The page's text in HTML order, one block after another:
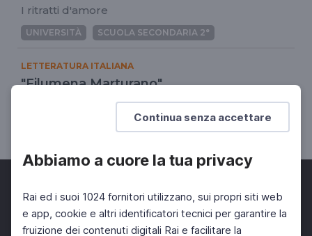
Continua senza accettare
Abbiamo a cuore la tua privacy
Rai ed i suoi 1024 fornitori utilizzano, sui propri siti web
e app, cookie e altri identificatori tecnici per garantire la
fruizione dei contenuti digitali Rai e facilitare la
I ritratti d'amore
UNIVERSITÀ SCUOLA SECONDARIA 2°
LETTERATURA ITALIANA
"Filumena Marturano"
La grande lezione di Eduardo
SCUOLA SECONDARIA 2°
Facebook Twitter Instagram